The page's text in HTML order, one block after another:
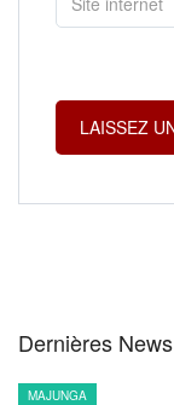
Dernières News
MAJUNGA